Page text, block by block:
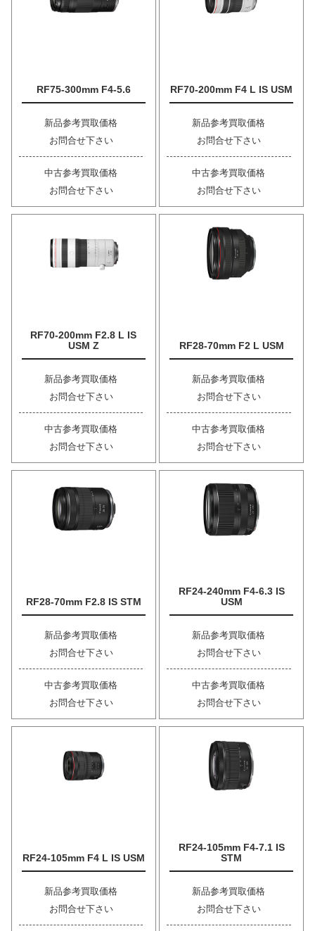
RF75-300mm F4-5.6
新品参考買取価格
お問合せ下さい
中古参考買取価格
お問合せ下さい
RF70-200mm F4 L IS USM
新品参考買取価格
お問合せ下さい
中古参考買取価格
お問合せ下さい
RF70-200mm F2.8 L IS
USM Z
新品参考買取価格
お問合せ下さい
中古参考買取価格
お問合せ下さい
RF28-70mm F2 L USM
新品参考買取価格
お問合せ下さい
中古参考買取価格
お問合せ下さい
RF28-70mm F2.8 IS STM
新品参考買取価格
お問合せ下さい
中古参考買取価格
お問合せ下さい
RF24-240mm F4-6.3 IS
USM
新品参考買取価格
お問合せ下さい
中古参考買取価格
お問合せ下さい
RF24-105mm F4 L IS USM
新品参考買取価格
お問合せ下さい
RF24-105mm F4-7.1 IS
STM
新品参考買取価格
お問合せ下さい